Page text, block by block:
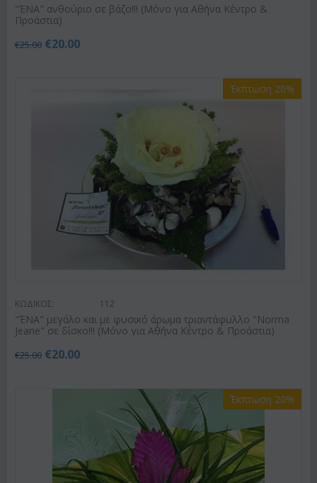
"ΈΝΑ" ανθούριο σε βάζο!!! (Μόνο για Αθήνα Κέντρο &
Προάστια)
€25.00 €20.00
Έκπτωση 20%
ΚΩΔΙΚΟΣ: 112
"ΈΝΑ" μεγάλο και με φυσικό άρωμα τριαντάφυλλο "Norma
Jeane" σε δίσκο!!! (Μόνο για Αθήνα Κέντρο & Προάστια)
€25.00 €20.00
Έκπτωση 20%